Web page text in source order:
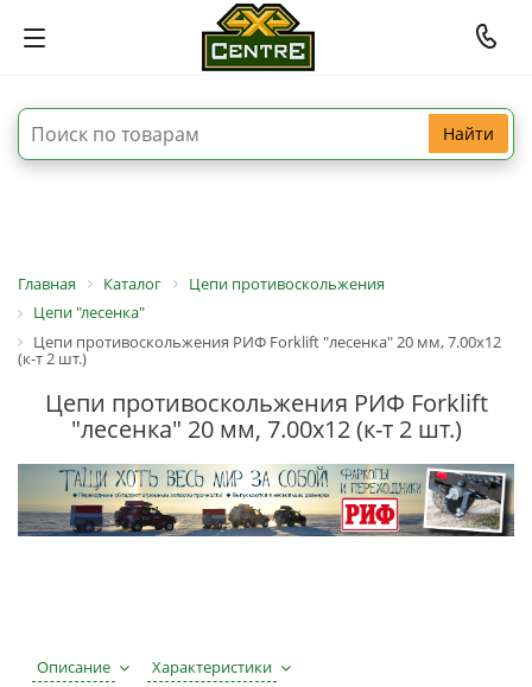
Найти
Главная Каталог
Цепи противоскольжения
Цепи "лесенка"
Цепи противоскольжения РИФ Forklift "лесенка" 20 мм, 7.00x12
(к-т 2 шт.)
Цепи противоскольжения РИФ Forklift
"лесенка" 20 мм, 7.00x12 (к-т 2 шт.)
Описание
Характеристики